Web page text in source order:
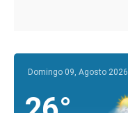
Domingo 09, Agosto 2026